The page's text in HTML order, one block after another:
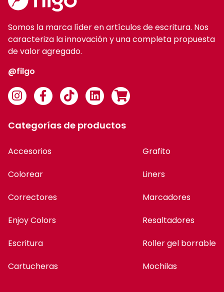
Somos la marca líder en artículos de escritura. Nos
caracteriza la innovación y una completa propuesta
de valor agregado.
@filgo
Categorías de productos
Accesorios
Colorear
Correctores
Enjoy Colors
Escritura
Cartucheras
Grafito
Liners
Marcadores
Resaltadores
Roller gel borrable
Mochilas